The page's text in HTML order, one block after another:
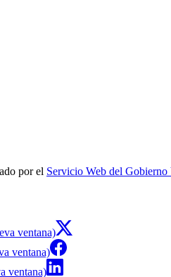
por el Servicio Web del Gobierno
ventana)
ventana)
ventana)